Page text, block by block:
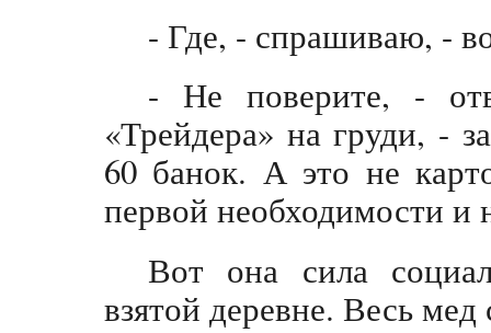
- Где, - спрашиваю, -
- Не поверите, -
«Трейдера» на груди, -
60 банок. А это не
первой необходимости
Вот она сила
взятой деревне. Весь